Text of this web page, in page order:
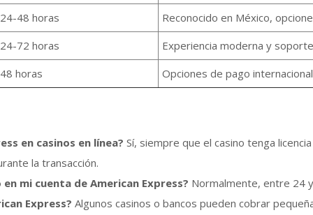
24-48 horas
Reconocido en México,
24-72 horas
Experiencia moderna y
48 horas
Opciones de pago
en casinos en línea? Sí, siempre que el casino tenga
la transacción.
mi cuenta de American Express? Normalmente, entre 24
Express? Algunos casinos o bancos pueden cobrar